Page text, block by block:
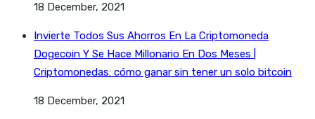
18 December, 2021
Invierte Todos Sus Ahorros En La Criptomoneda
Dogecoin Y Se Hace Millonario En Dos Meses |
Criptomonedas: cómo ganar sin tener un solo bitcoin
18 December, 2021